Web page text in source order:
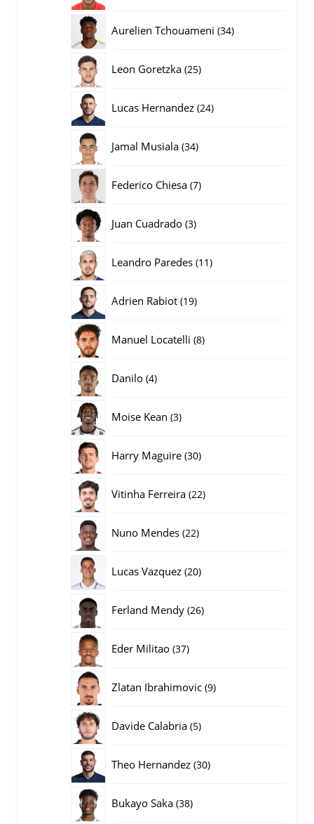
Aurelien Tchouameni 3434
Leon Goretzka 2525
Lucas Hernandez 2424
Jamal Musiala 3434
Federico Chiesa 77
Juan Cuadrado 33
Leandro Paredes 1111
Adrien Rabiot 1919
Manuel Locatelli 88
Danilo 44
Moise Kean 33
Harry Maguire 3030
Vitinha Ferreira 2222
Nuno Mendes 2222
Lucas Vazquez 2020
Ferland Mendy 2626
Eder Militao 3737
Zlatan Ibrahimovic 99
Davide Calabria 55
Theo Hernandez 3030
Bukayo Saka 3838